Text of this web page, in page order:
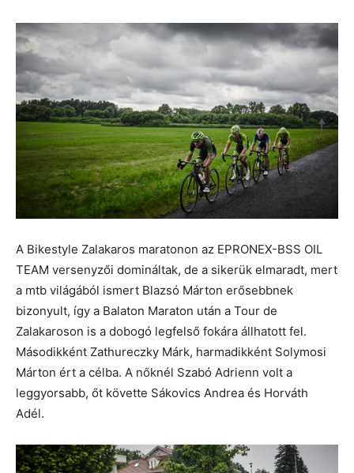
A Bikestyle Zalakaros maratonon az EPRONEX-BSS OIL
TEAM versenyzői domináltak, de a sikerük elmaradt, mert
a mtb világából ismert Blazsó Márton erősebbnek
bizonyult, így a Balaton Maraton után a Tour de
Zalakaroson is a dobogó legfelső fokára állhatott fel.
Másodikként Zathureczky Márk, harmadikként Solymosi
Márton ért a célba. A nőknél Szabó Adrienn volt a
leggyorsabb, őt követte Sákovics Andrea és Horváth
Adél.